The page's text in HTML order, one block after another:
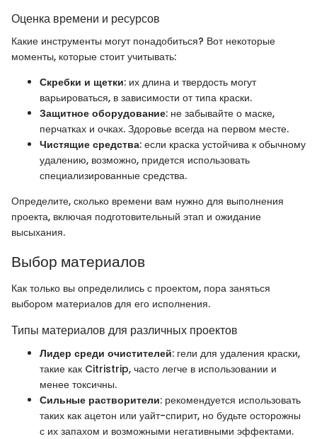
Оценка времени и ресурсов
Какие инструменты могут понадобиться? Вот некоторые
моменты, которые стоит учитывать:
Скребки и щетки: их длина и твердость могут
варьироваться, в зависимости от типа краски.
Защитное оборудование: не забывайте о маске,
перчатках и очках. Здоровье всегда на первом месте.
Чистящие средства: если краска устойчива к обычному
удалению, возможно, придется использовать
специализированные средства.
Определите, сколько времени вам нужно для выполнения
проекта, включая подготовительный этап и ожидание
высыхания.
Выбор материалов
Как только вы определились с проектом, пора заняться
выбором материалов для его исполнения.
Типы материалов для различных проектов
Лидер среди очистителей: гели для удаления краски,
такие как Citristrip, часто легче в использовании и
менее токсичны.
Сильные растворители: рекомендуется использовать
таких как ацетон или уайт-спирит, но будьте осторожны
с их запахом и возможными негативными эффектами.